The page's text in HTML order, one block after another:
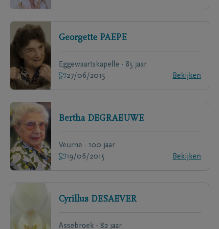
Georgette PAEPE
Eggewaartskapelle - 85 jaar
27/06/2015
Bekijken
Bertha DEGRAEUWE
Veurne - 100 jaar
19/06/2015
Bekijken
Cyrillus DESAEVER
Assebroek - 82 jaar